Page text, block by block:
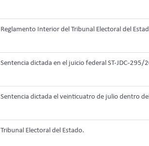
Reglamento Interior del Tribunal Electoral del
Sentencia dictada en el juicio federal ST-JDC-295/
Sentencia dictada el veinticuatro de julio dentro
Tribunal Electoral del Estado.